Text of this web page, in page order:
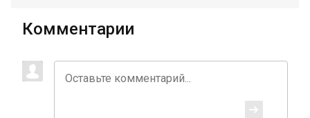
Комментарии